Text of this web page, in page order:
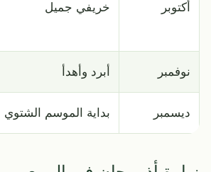
أكتوبر خريفي جميل
نوفمبر أبرد وأهدأ
ديسمبر بداية الموسم الشتوي